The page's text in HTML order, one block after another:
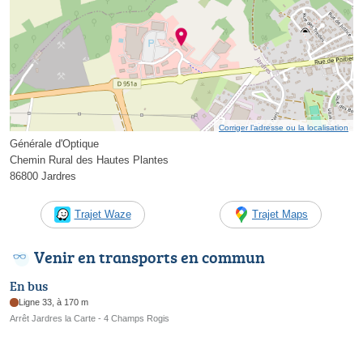
Corriger l’adresse ou la localisation
Générale d'Optique
Chemin Rural des Hautes Plantes
86800 Jardres
Trajet Waze Trajet Maps
Venir en transports en commun
En bus
Ligne 33, à 170 m
Arrêt Jardres la Carte - 4 Champs Rogis